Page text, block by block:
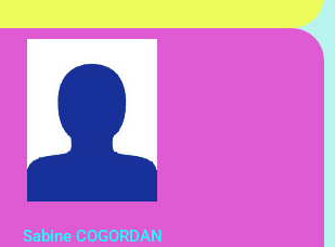
Sabine COGORDAN